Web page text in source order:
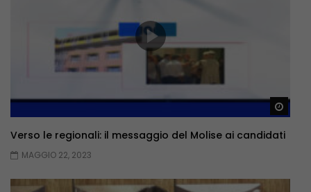
Verso le regionali: il messaggio del Molise ai candidati
MAGGIO 22, 2023